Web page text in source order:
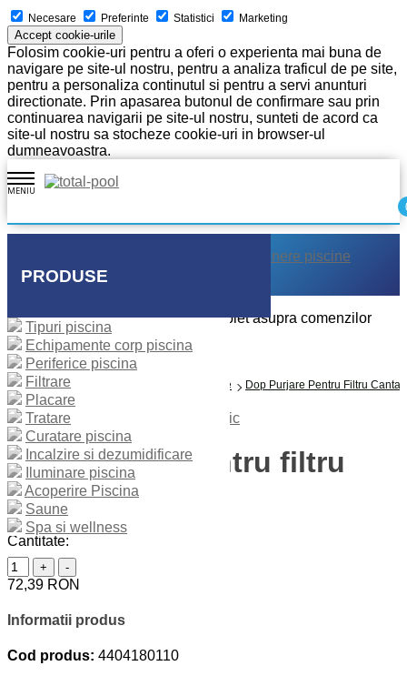
Necesare Preferinte Statistici Marketing
Accept cookie-urile
Folosim cookie-uri pentru a oferi o experienta mai buna de
navigare pe site-ul nostru, pentru a analiza traficul de pe site,
pentru a personaliza continutul si pentru a servi anunturi
directionate. Prin apasarea butonul de confirmare sau prin
continuarea navigarii pe site-ul nostru, sunteti de acord ca
site-ul nostru sa stocheze cookie-uri in browser-ul
dumneavoastra.
MENIU
PRODUSE
Tipuri piscina
Echipamente corp piscina
Periferice piscina
Filtrare
Placare
Tratare
Curatare piscina
Incalzire si dezumidificare
Iluminare piscina
Acoperire Piscina
Saune
Spa si wellness
Intretinere piscine
Placare piscine
Intra in contul tau si ai control complet asupra comenzilor
Logare
Cont nou
Prima Pagină Piese Schimb Filtre Dop Purjare Pentru Filtru
Dop purjare pentru filtru
Cantabric
Cantitate:
+ -
72,39 RON
Informatii produs
Cod produs: 4404180110